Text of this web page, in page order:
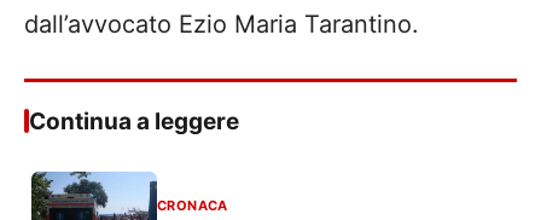
dall’avvocato Ezio Maria Tarantino.
Continua a leggere
CRONACA